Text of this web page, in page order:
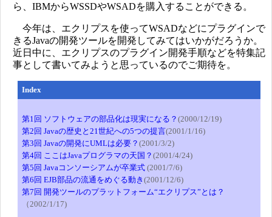
ら、IBMからWSSDやWSADを購入することができる。
今年は、エクリプスを使ってWSADなどにプラグインで
きるJavaの開発ツールを開発してみてはいかがだろうか。
近日中に、エクリプスのプラグイン開発手順などを特集記
事として書いてみようと思っているのでご期待を。
Index
第1回 ソフトウェアの部品化は現実になる？ (2000/12/19)
第2回 Javaの歴史と21世紀への5つの提言(2001/1/16)
第3回 Javaの開発にUMLは必要？ (2001/3/2)
第4回 ここはJavaプログラマの天国？ (2001/4/24)
第5回 Javaコンソーシアムが卒業式 (2001/7/6)
第6回 EJB部品の流通をめぐる動き (2001/12/6)
第7回 開発ツールのプラットフォーム“エクリプス”とは？
（2002/1/17)